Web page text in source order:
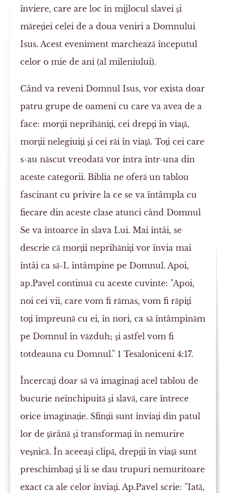
înviere, care are loc în mijlocul slavei şi
măreţiei celei de a doua veniri a Domnului
Isus. Acest eveniment marchează începutul
celor o mie de ani (al mileniului).
Când va reveni Domnul Isus, vor exista doar
patru grupe de oameni cu care va avea de a
face: morţii neprihăniţi, cei drepţi în viaţă,
morţii nelegiuiţi şi cei răi în viaţă. Toţi cei care
s-au născut vreodată vor intra într-una din
aceste categorii. Biblia ne oferă un tablou
fascinant cu privire la ce se va întâmpla cu
fiecare din aceste clase atunci când Domnul
Se va întoarce în slava Lui. Mai întâi, se
descrie că morţii neprihăniţi vor învia mai
întâi ca să-L întâmpine pe Domnul. Apoi,
ap.Pavel continuă cu aceste cuvinte: "Apoi,
noi cei vii, care vom fi rămas, vom fi răpiţi
toţi împreună cu ei, în nori, ca să întâmpinăm
pe Domnul în văzduh; şi astfel vom fi
totdeauna cu Domnul." 1 Tesaloniceni 4:17.
Încercaţi doar să vă imaginaţi acel tablou de
bucurie neînchipuită şi slavă, care întrece
orice imaginaţie. Sfinţii sunt înviaţi din patul
lor de ţărână şi transformaţi în nemurire
veşnică. În aceeaşi clipă, drepţii în viaţă sunt
preschimbaţi şi li se dau trupuri nemuritoare
exact ca ale celor înviaţi. Ap.Pavel scrie: "Iată,